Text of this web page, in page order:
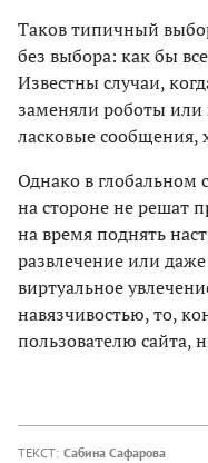
Таков типичный
без выбора: как бы
Известны случаи,
заменяли роботы
ласковые сообщения,
Однако в глобальном
на стороне не решат
на время поднять
развлечение или
виртуальное
навязчивостью, то,
пользователю сайта,
ТЕКСТ: Сабина Сафарова